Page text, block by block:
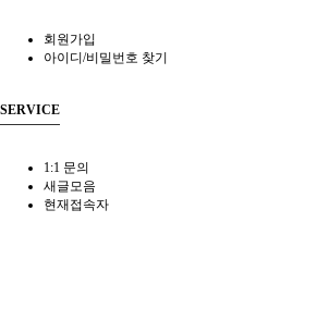
회원가입
아이디/비밀번호 찾기
SERVICE
1:1 문의
새글모음
현재접속자